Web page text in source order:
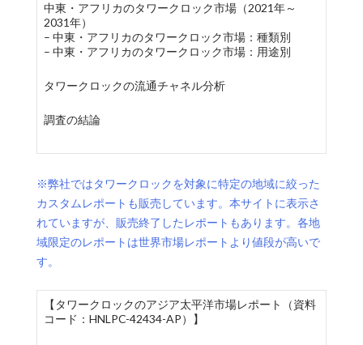
中東・アフリカのタワークロック市場（2021年～
2031年）
– 中東・アフリカのタワークロック市場：種類別
– 中東・アフリカのタワークロック市場：用途別
タワークロックの流通チャネル分析
調査の結論
※弊社ではタワークロックを対象に特定の地域に絞った
カスタムレポートも販売しています。本サイトに表示さ
れていますが、販売終了したレポートもあります。各地
域限定のレポートは世界市場レポートより値段が高いで
す。
【タワークロックのアジア太平洋市場レポート（資料
コード：HNLPC-42434-AP）】